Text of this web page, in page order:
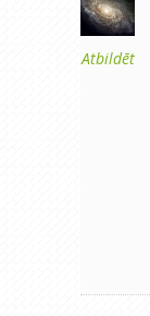
Atbildēt